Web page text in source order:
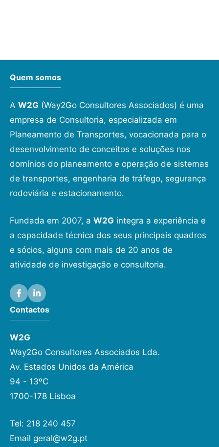
Quem somos
A W2G (Way2Go Consultores Associados) é uma
empresa de Consultoria, especializada em
Planeamento de Transportes, vocacionada para o
desenvolvimento de conceitos e soluções nos
domínios do planeamento e operação de sistemas
de transportes, engenharia de tráfego, segurança
rodoviária e estacionamento.
Fundada em 2007, a W2G integra a experiência e
a capacidade técnica dos seus principais quadros
e sócios, alguns com mais de 20 anos de
atividade de investigação e consultoria.
Contactos
W2G
Way2Go Consultores Associados Lda.
Av. Estados Unidos da América
94 - 13ºC
1700-178 Lisboa
Tel: 218 240 457
Email geral@w2g.pt